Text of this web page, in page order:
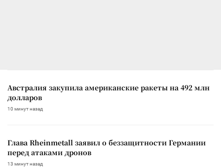
Австралия закупила американские ракеты на 492 млн
долларов
10 минут назад
Глава Rheinmetall заявил о беззащитности Германии
перед атаками дронов
13 минут назад